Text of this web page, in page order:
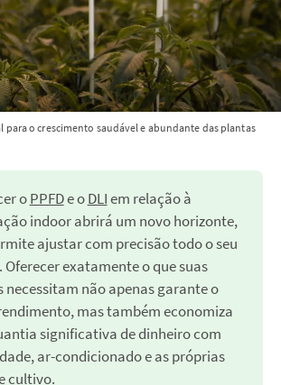
para o crescimento saudável e abundante das plantas
oPPFDe oDLIem relação à
indoor abrirá um novo horizonte,
ajustar com precisão todo o seu
exatamente o que suas
necessitam não apenas garante o
mas também economiza
significativa de dinheiro com
ar-condicionado e as próprias
cultivo.